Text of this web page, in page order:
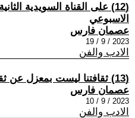
(12) على القناة السويدية
الاسبوعي
عصمان فارس
2023 / 9 / 19
الادب والفن
(13) ثقافتنا ليست بمعزل عن ثقافة الاخرين
عصمان فارس
2023 / 9 / 10
الادب والفن